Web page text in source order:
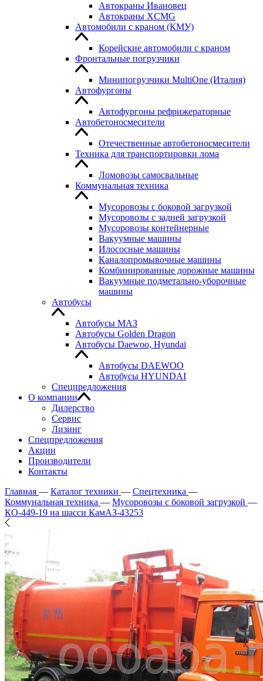
Автокраны Ивановец
Автокраны XCMG
Автомобили с краном (КМУ)
Корейские автомобили с краном
Фронтальные погрузчики
Минипогрузчики MultiOne (Италия)
Автофургоны
Автофургоны рефрижераторные
Автобетоносмесители
Отечественные автобетоносмесители
Техника для транспортировки лома
Ломовозы самосвальные
Коммунальная техника
Мусоровозы с боковой загрузкой
Мусоровозы с задней загрузкой
Мусоровозы контейнерные
Вакуумные машины
Илососные машины
Каналопромывочные машины
Комбинированные дорожные машины
Вакуумные подметально-уборочные
машины
Автобусы
Автобусы МАЗ
Автобусы Golden Dragon
Автобусы Daewoo, Hyundai
Автобусы DAEWOO
Автобусы HYUNDAI
Спецпредложения
О компании
Дилерство
Сервис
Лизинг
Спецпредложения
Акции
Производители
Контакты
Главная — Каталог техники — Спецтехника —
Коммунальная техника — Мусоровозы с боковой загрузкой —
КО-449-19 на шасси КамАЗ-43253